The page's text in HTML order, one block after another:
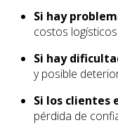
Si hay
costos
Si hay
y posible
Si los clientes
pérdida de